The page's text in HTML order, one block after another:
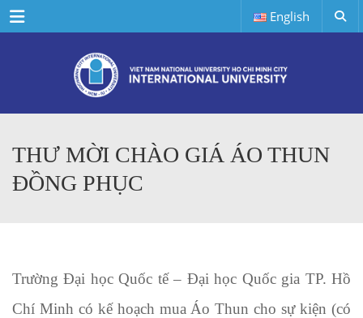
Menu English
THƯ MỜI CHÀO GIÁ ÁO THUN
ĐỒNG PHỤC
Trường Đại học Quốc tế – Đại học Quốc gia TP. Hồ
Chí Minh có kế hoạch mua Áo Thun cho sự kiện (có